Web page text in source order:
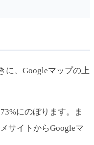
に、Googleマップの上
にのぼります。ま
サイトからGoogleマ